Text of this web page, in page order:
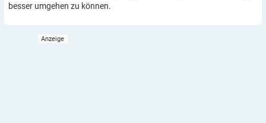
besser umgehen zu können.